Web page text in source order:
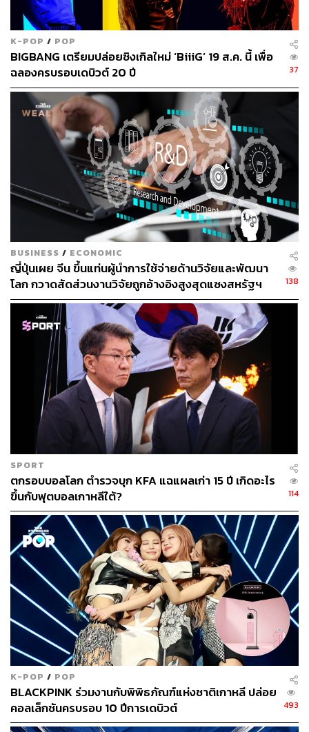
Photo: Jung Yeon-Je/AFP
ด้านหน่วยกาชาดและรัฐบาลเกาหลีใต้เตรียมเสนอให้จัด
อีกการเจรจา เพื่อพูดคุยเกี่ยวกับการให้ญาติและครอบครัวที่
พลัดพรากจากกันในสงครามเกาหลีได้กลับมาเจอกัน
บรรยากาศในคาบสมุทรเกาหลีเริ่มตึงเครียดมากขึ้น หลัง
จากสหรัฐฯ ร่วมซ้อมรบกับญี่ปุ่น และต้องการพัฒนาขีปนาวุธ
ป้องกันอาวุธนิวเคลียร์ในเกาหลีใต้ ทำให้เกาหลีเหนือไม่
พอใจและหันมาทดสอบขีปนาวุธถี่ขึ้นตั้งแต่ต้นปีที่ผ่านมา
Cover Photo: Lee Jin-man/POOL/AFP
AFP
TAGS:
South Korea
34
ABOUT THE AUTHOR
บรรณาธิการข่าวต่างประเทศ สำนักข่าว THE
STANDARD / ผู้สื่อข่าวโทรทัศน์
K-POP / POP
BIGBANG เตรียมปล่อยซิงเกิลใหม่ ‘BiiiG’ 19 ส.ค. นี้ เพื่อ
ฉลองครบรอบเดบิวต์ 20 ปี
37
BUSINESS / ECONOMIC
ญี่ปุ่นเผย จีน ขึ้นแท่นผู้นำการใช้จ่ายด้านวิจัยและพัฒนา
โลก กวาดสัดส่วนงานวิจัยถูกอ้างอิงสูงสุดแซงสหรัฐฯ
138
SPORT
ตกรอบบอลโลก ตำรวจบุก KFA แฉแผลเก่า 15 ปี เกิดอะไร
ขึ้นกับฟุตบอลเกาหลีใต้?
114
K-POP / POP
BLACKPINK ร่วมงานกับพิพิธภัณฑ์แห่งชาติเกาหลี ปล่อย
คอลเล็กชันครบรอบ 10 ปีการเดบิวต์
493